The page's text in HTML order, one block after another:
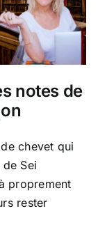
notes de
chevet qui
Sei
proprement
rester